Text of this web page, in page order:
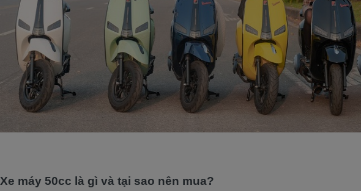
Xe máy 50cc là gì và tại sao nên mua?